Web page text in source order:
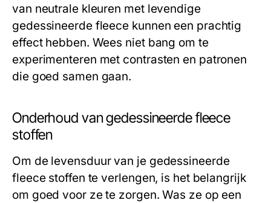
van neutrale kleuren met levendige
gedessineerde fleece kunnen een prachtig
effect hebben. Wees niet bang om te
experimenteren met contrasten en patronen
die goed samen gaan.
Onderhoud van gedessineerde fleece
stoffen
Om de levensduur van je gedessineerde
fleece stoffen te verlengen, is het belangrijk
om goed voor ze te zorgen. Was ze op een